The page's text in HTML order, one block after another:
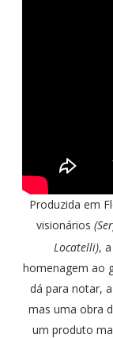
Produzida em
visionários
Locatelli), a
homenagem ao
dá para notar,
mas uma obra
um produto